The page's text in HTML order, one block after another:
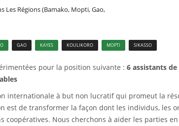
Les Régions (Bamako, Mopti, Gao,
GAO KAYES KOULIKORO MOPTI SIKASSO
pour la position suivante : 6 assistants
internationale à but non lucratif qui promeut la
est de transformer la façon dont les individus, les
coopératives. Nous cherchons à aider les parties